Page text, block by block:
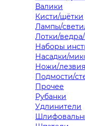
Валики
Кисти/щётки
Лампы/
Лотки/
Наборы
Насадки/
Ножи/лезвия
Подмости/
Прочее
Рубанки
Удлинители